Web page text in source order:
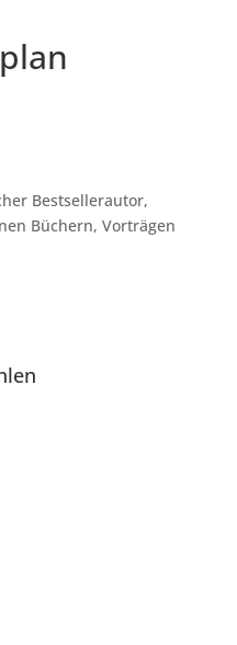
Bestsellerautor,
Büchern, Vorträgen